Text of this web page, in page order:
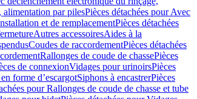
alimentation par pilesPièces détachées pour Avec
et de remplacementPièces détachées
Autres accessoiresAides à la
Coudes de raccordementPièces détachées
Rallonges de coude de chassePièces
de connexionVidages pour urinoirsPièces
forme d’escargotSiphons à encastrerPièces
pour Rallonges de coude de chasse et tube